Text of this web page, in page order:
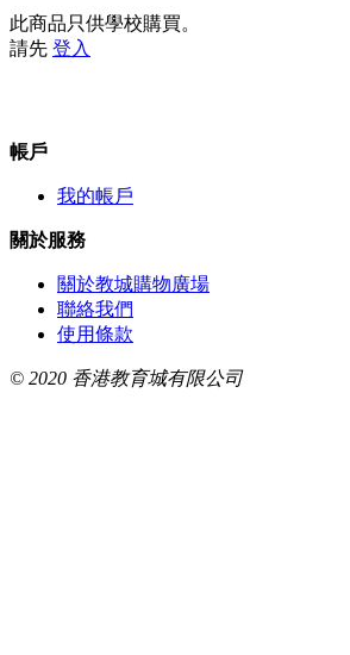
此商品只供學校購買。
請先 登入
帳戶
我的帳戶
關於服務
關於教城購物廣場
聯絡我們
使用條款
© 2020 香港教育城有限公司